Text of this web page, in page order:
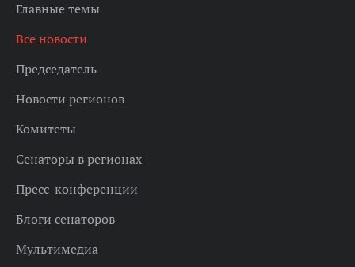
Главные темы
Все новости
Председатель
Новости регионов
Комитеты
Сенаторы в регионах
Пресс-конференции
Блоги сенаторов
Мультимедиа